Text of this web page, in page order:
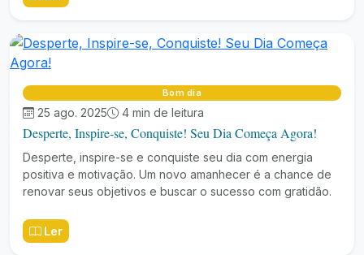
Bom dia
25 ago. 2025 4 min de leitura
Desperte, Inspire-se, Conquiste! Seu Dia Começa Agora!
Desperte, inspire-se e conquiste seu dia com energia
positiva e motivação. Um novo amanhecer é a chance de
renovar seus objetivos e buscar o sucesso com gratidão.
Ler